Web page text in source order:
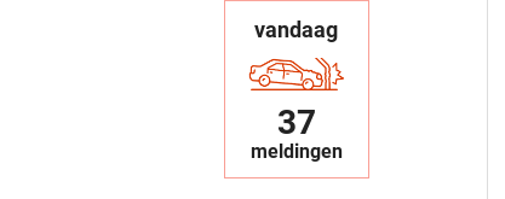
vandaag
37
meldingen